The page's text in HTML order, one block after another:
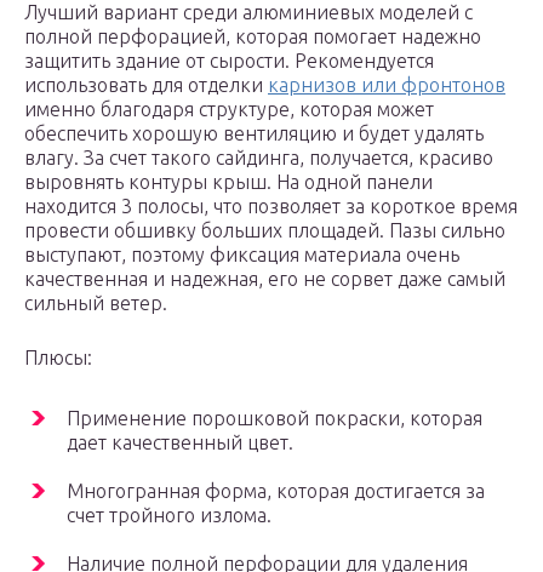
Лучший вариант среди алюминиевых моделей с
полной перфорацией, которая помогает надежно
защитить здание от сырости. Рекомендуется
использовать для отделки карнизов или фронтонов
именно благодаря структуре, которая может
обеспечить хорошую вентиляцию и будет удалять
влагу. За счет такого сайдинга, получается, красиво
выровнять контуры крыш. На одной панели
находится 3 полосы, что позволяет за короткое время
провести обшивку больших площадей. Пазы сильно
выступают, поэтому фиксация материала очень
качественная и надежная, его не сорвет даже самый
сильный ветер.
Плюсы:
Применение порошковой покраски, которая
дает качественный цвет.
Многогранная форма, которая достигается за
счет тройного излома.
Наличие полной перфорации для удаления